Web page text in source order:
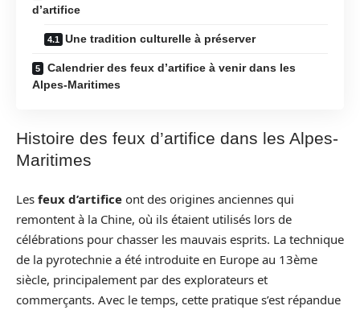
d’artifice
Une tradition culturelle à préserver
Calendrier des feux d’artifice à venir dans les
Alpes-Maritimes
Histoire des feux d’artifice dans les Alpes-
Maritimes
Les feux d’artifice ont des origines anciennes qui
remontent à la Chine, où ils étaient utilisés lors de
célébrations pour chasser les mauvais esprits. La technique
de la pyrotechnie a été introduite en Europe au 13ème
siècle, principalement par des explorateurs et
commerçants. Avec le temps, cette pratique s’est répandue